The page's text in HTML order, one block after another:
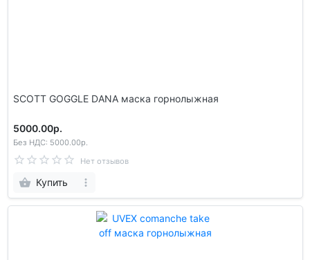
SCOTT GOGGLE DANA маска горнолыжная
5000.00р.
Без НДС: 5000.00р.
Нет отзывов
Купить